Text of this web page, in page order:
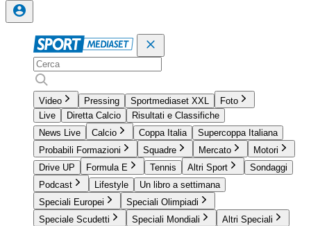
Video Pressing Sportmediaset XXL
Foto
Live
Diretta Calcio
Risultati e Classifiche
News Live
Calcio Coppa Italia
Supercoppa Italiana
Probabili Formazioni
Squadre Mercato
Motori
Drive UP
Formula E Tennis Altri Sport
Sondaggi
Podcast
Lifestyle
Un libro a settimana
Speciali Europei
Speciali Olimpiadi
Speciale Scudetti
Speciali Mondiali Altri Speciali